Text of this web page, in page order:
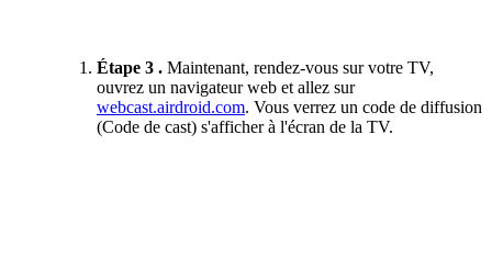
Étape 3 . Maintenant, rendez-vous sur votre TV,
ouvrez un navigateur web et allez sur
webcast.airdroid.com. Vous verrez un code de diffusion
(Code de cast) s'afficher à l'écran de la TV.